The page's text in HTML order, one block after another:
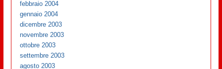
febbraio 2004
gennaio 2004
dicembre 2003
novembre 2003
ottobre 2003
settembre 2003
agosto 2003